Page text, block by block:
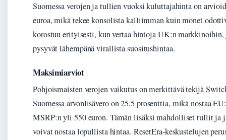
Suomessa verojen ja tullien vuoksi kuluttajahinta on
euroa, mikä tekee konsolista kalliimman kuin monet
korostuu erityisesti, kun vertaa hintoja UK:n markkinoihin,
pysyvät lähempänä virallista suositushintaa.
Maksimiarviot
Pohjoismaisten verojen vaikutus on merkittävä tekijä
Suomessa arvonlisävero on 25,5 prosenttia, mikä nostaa
MSRP:n yli 550 euron. Tämän lisäksi mahdolliset tullit ja
voivat nostaa lopullista hintaa. ResetEra-keskustelujen